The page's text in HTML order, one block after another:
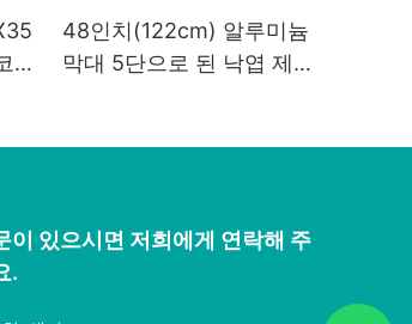
픽
48인치(122cm) 알루미늄
막대 5단으로 된 낙엽 제거
이 있으시면 저희에게 연락해 주
.